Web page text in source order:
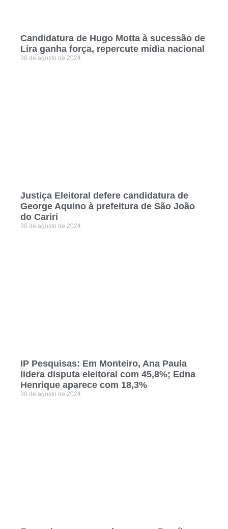
Candidatura de Hugo Motta à sucessão de
Lira ganha força, repercute mídia nacional
30 de agosto de 2024
Justiça Eleitoral defere candidatura de
George Aquino à prefeitura de São João
do Cariri
30 de agosto de 2024
IP Pesquisas: Em Monteiro, Ana Paula
lidera disputa eleitoral com 45,8%; Edna
Henrique aparece com 18,3%
30 de agosto de 2024